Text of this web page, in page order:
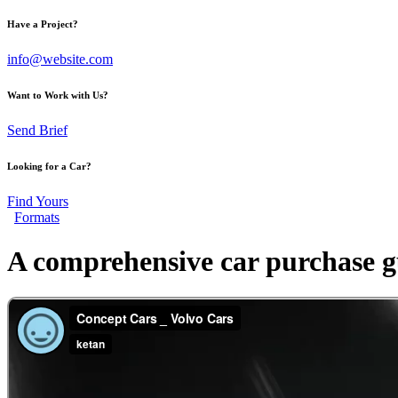
Have a Project?
info@website.com
Want to Work with Us?
Send Brief
Looking for a Car?
Find Yours
Formats
A comprehensive car purchase